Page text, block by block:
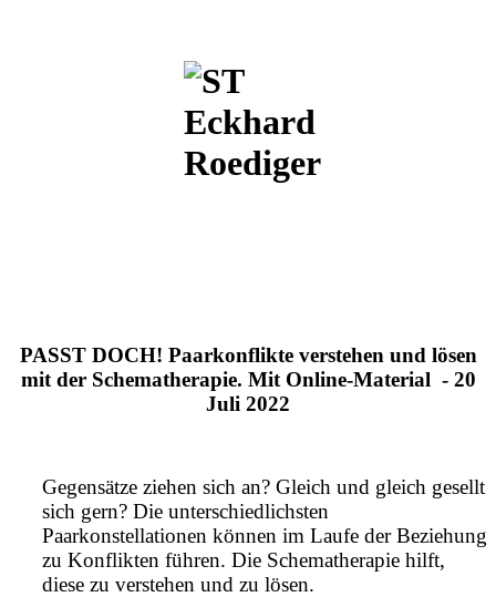
PASST DOCH! Paarkonflikte verstehen und lösen
mit der Schematherapie. Mit Online-Material - 20
Juli 2022
Gegensätze ziehen sich an? Gleich und gleich gesellt
sich gern? Die unterschiedlichsten
Paarkonstellationen können im Laufe der Beziehung
zu Konflikten führen. Die Schematherapie hilft,
diese zu verstehen und zu lösen.